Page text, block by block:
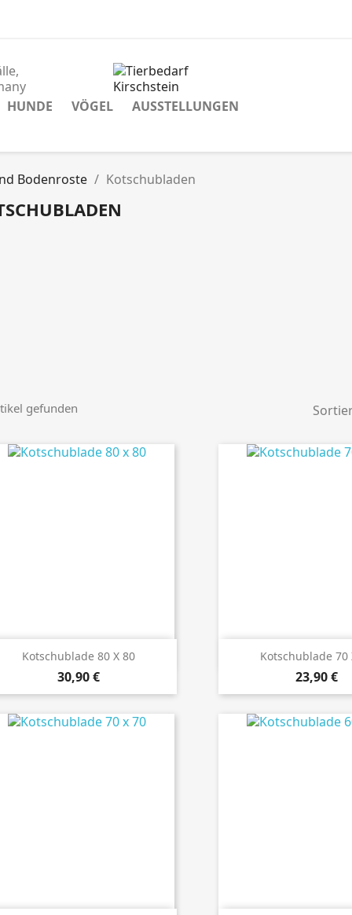
HUNDE VÖGEL AUSSTELLUNGEN
Bodenroste Kotschubladen
gefunden
Kotschublade 80 X 80
Preis
30,90 €
Details ansehen Kotschublade 70
Preis
23,90 €
Details